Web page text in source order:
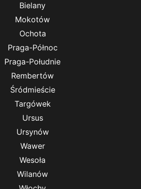
Bielany
Mokotów
Ochota
Praga-Północ
Praga-Południe
Rembertów
Śródmieście
Targówek
Ursus
Ursynów
Wawer
Wesoła
Wilanów